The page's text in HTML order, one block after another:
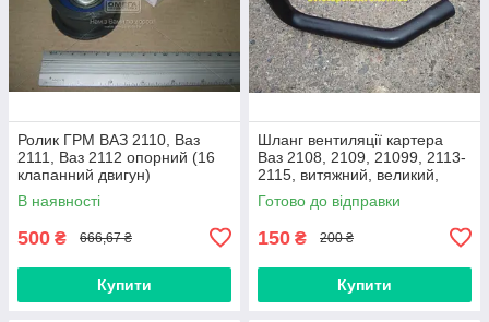
Ролик ГРМ ВАЗ 2110, Ваз
2111, Ваз 2112 опорний (16
клапанний двигун)
В наявності
500 ₴ 666,67 ₴
Купити
Шланг вентиляції картера
Ваз 2108, 2109, 21099, 2113-
2115, витяжний, великий,
нижній
Готово до відправки
150 ₴ 200 ₴
Купити